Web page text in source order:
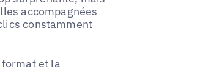
accompagnées
constamment
et la